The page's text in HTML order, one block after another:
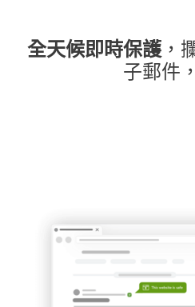
全天候即時保護 ，
子郵件